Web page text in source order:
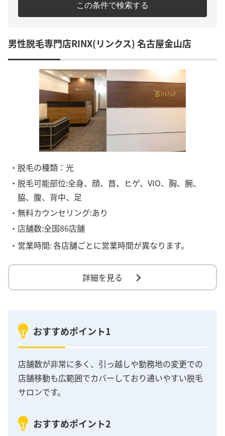
この条件で検索する
男性脱毛専門店RINX(リンクス) 名古屋金山店
・脱毛の種類：光
・脱毛可能部位:全身、顔、首、ヒゲ、VIO、胸、腕、
脇、腹、背中、足
・無料カウンセリング:あり
・店舗数:全国86店舗
・営業時間:各店舗ごとに営業時間が異なります。
詳細を見る
おすすめポイント1
店舗数が非常に多く、引っ越しや勤務地の変更での
店舗移動も広範囲でカバーしており通いやすい脱毛
サロンです。
おすすめポイント2